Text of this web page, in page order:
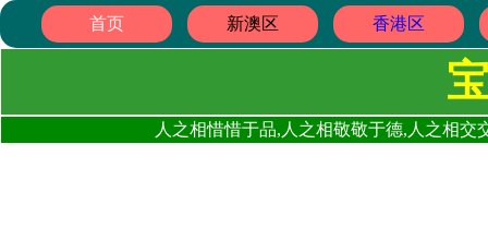
首页 新澳区 香港区
人之相惜惜于品,人之相敬敬于德,人之相